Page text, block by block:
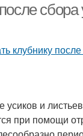
и
при помощи